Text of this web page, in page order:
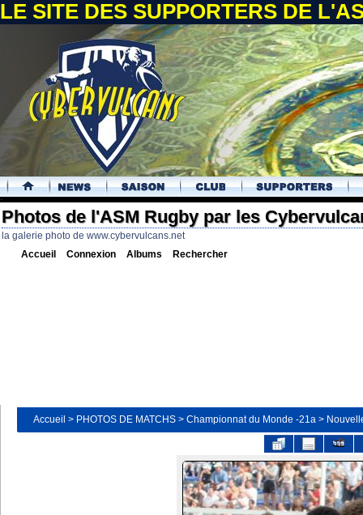
LE SITE DES SUPPORTERS DE
.
Photos de l'ASM Rugby par les
la galerie photo de www.cybervulcans.net
Accueil Connexion Albums Rechercher
Accueil > PHOTOS DE MATCHS > Championnat du Monde -21a >